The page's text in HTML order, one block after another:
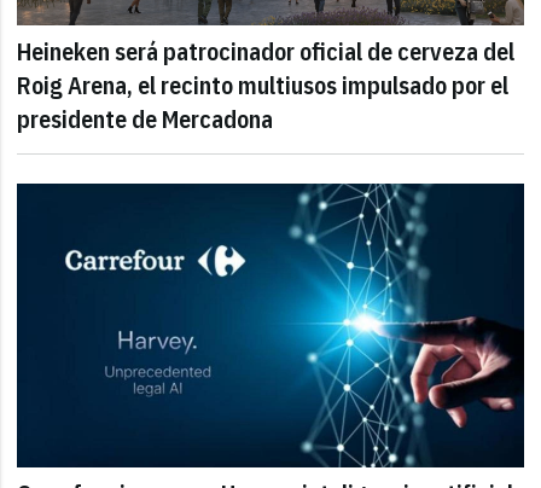
Heineken será patrocinador oficial de cerveza del
Roig Arena, el recinto multiusos impulsado por el
presidente de Mercadona